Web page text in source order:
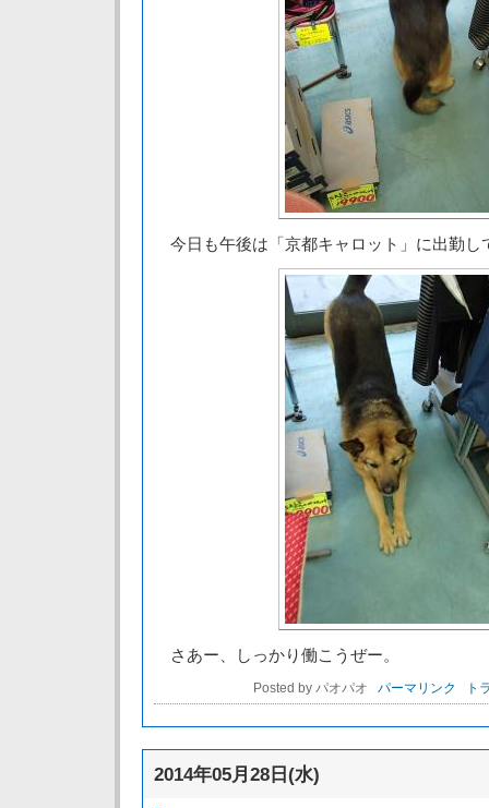
今日も午後は「京都キャロット」に出勤し
さあー、しっかり働こうぜー。
Posted by パオパオ パーマリンク ト
2014年05月28日(水)